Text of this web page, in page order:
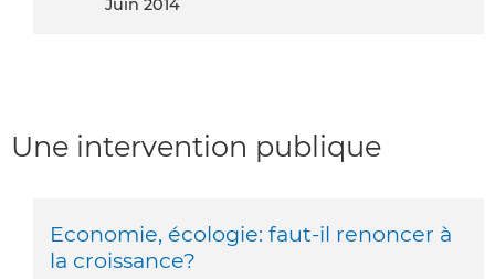
juin 2014
Une intervention publique
Economie, écologie: faut-il renoncer à
la croissance?